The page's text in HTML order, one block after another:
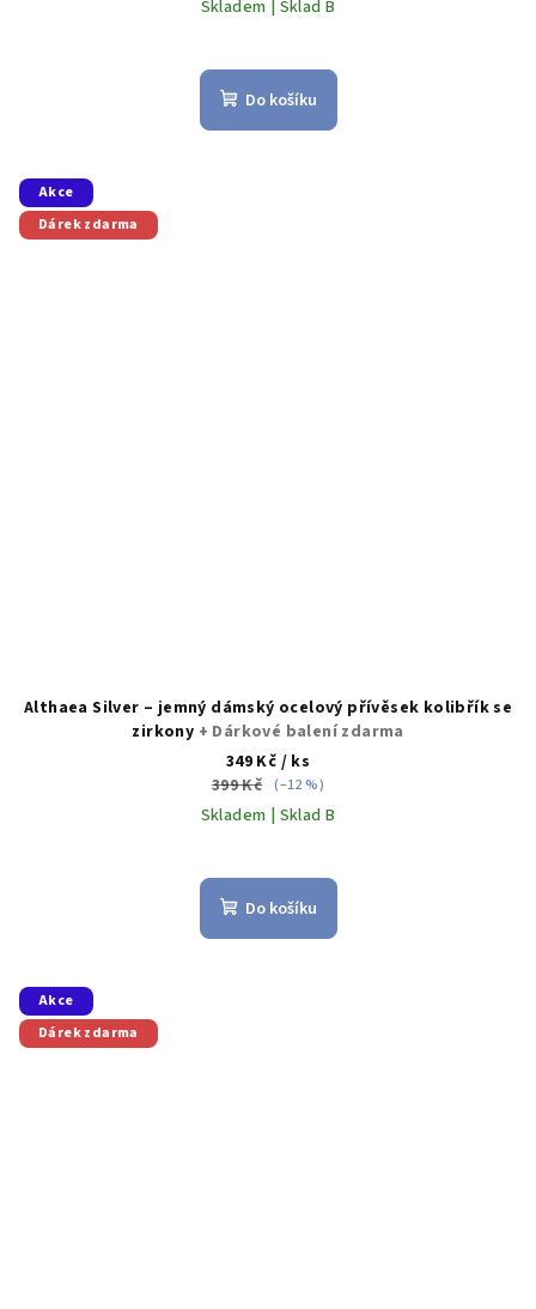
Skladem | Sklad B
Do košíku
Akce
Dárek zdarma
Althaea Silver – jemný dámský ocelový přívěsek kolibřík se
zirkony + Dárkové balení zdarma
349 Kč / ks
399 Kč (–12 %)
Skladem | Sklad B
Do košíku
Akce
Dárek zdarma